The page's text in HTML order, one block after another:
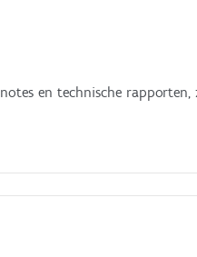
en technische